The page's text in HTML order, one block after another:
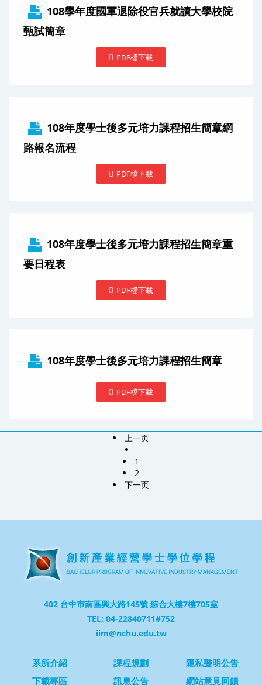
108學年度國軍退除役官兵就讀大學校院
甄試簡章
PDF檔下載
108年度學士後多元培力課程招生簡章網
路報名流程
PDF檔下載
108年度學士後多元培力課程招生簡章重
要日程表
PDF檔下載
108年度學士後多元培力課程招生簡章
PDF檔下載
上一页
1
2
下一页
402 台中市南區興大路145號 綜合大樓7樓705室
TEL: 04-22840711#752
iim@nchu.edu.tw
系所介紹
下載專區
課程規劃
訊息公告
隱私聲明公告
網站意見回饋